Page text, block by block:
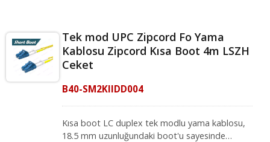
Tek mod UPC Zipcord Fo Yama
Kablosu Zipcord Kısa Boot 4m LSZH
Ceket
B40-SM2KIIDD004
Kısa boot LC duplex tek modlu yama kablosu,
18.5 mm uzunluğundaki boot'u sayesinde